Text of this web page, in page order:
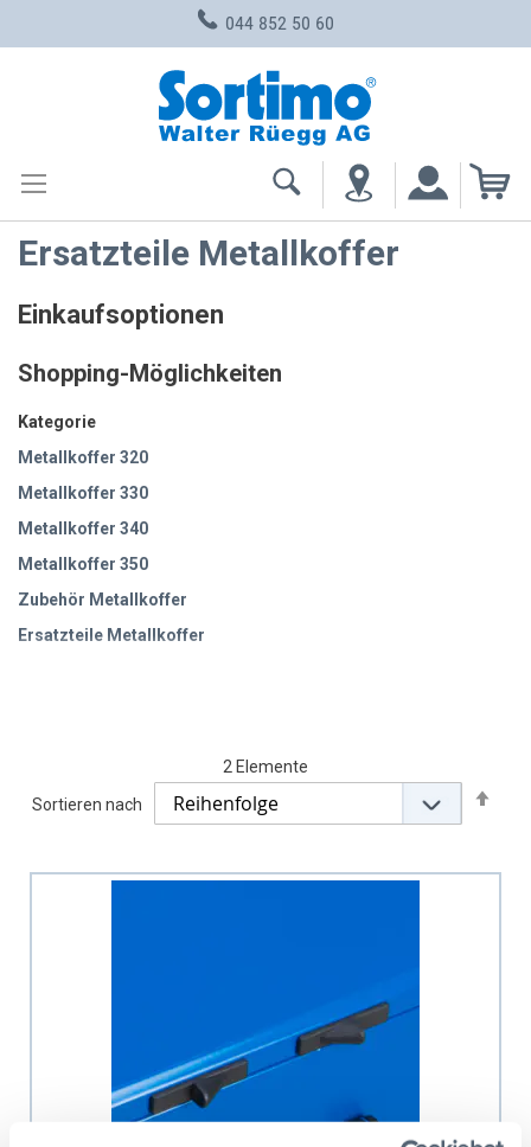
044 852 50 60
Ersatzteile Metallkoffer
2 Elemente
Sortieren nach
Einkaufsoptionen
Shopping-Möglichkeiten
Kategorie
Metallkoffer 320
Metallkoffer 330
Metallkoffer 340
Metallkoffer 350
Zubehör Metallkoffer
Ersatzteile Metallkoffer